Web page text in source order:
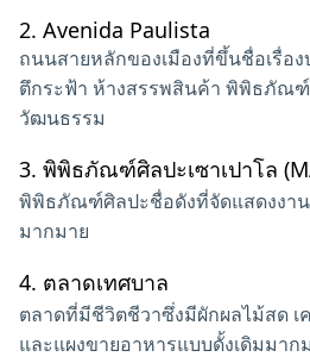
2. Avenida Paulista
ถนนสายหลักของเมืองที่ขึ้นชื่อเรื่อ
ตึกระฟ้า ห้างสรรพสินค้า พิพิธภัณ
วัฒนธรรม
3. พิพิธภัณฑ์ศิลปะเซาเปาโล
พิพิธภัณฑ์ศิลปะชื่อดังที่จัดแสดงงา
มากมาย
4. ตลาดเทศบาล
ตลาดที่มีชีวิตชีวาซึ่งมีผักผลไม้สด เ
และแผงขายอาหารแบบดั้งเดิมมาก